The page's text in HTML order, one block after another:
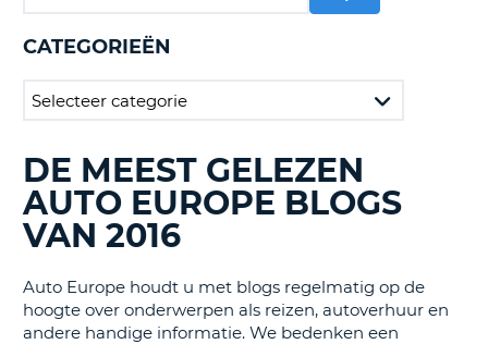
BOEKING
CATEGORIEËN
BLOGS
ZOEKEN......
DE MEEST GELEZEN
AUTO EUROPE BLOGS
VAN 2016
Auto Europe houdt u met blogs regelmatig op de
hoogte over onderwerpen als reizen, autoverhuur en
andere handige informatie. We bedenken een